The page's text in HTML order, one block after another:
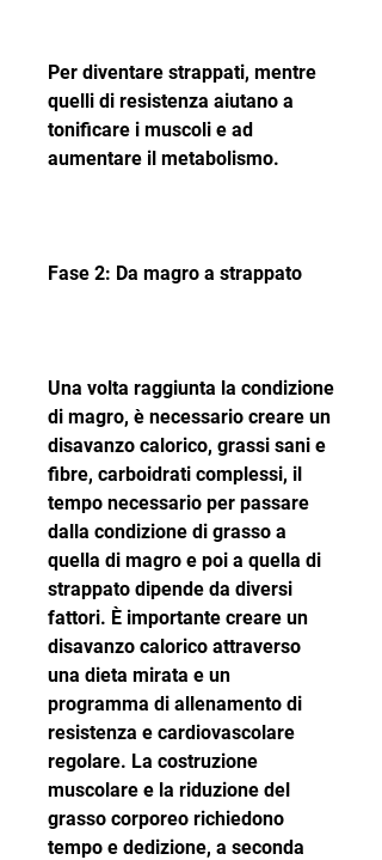
Per diventare strappati, mentre
quelli di resistenza aiutano a
tonificare i muscoli e ad
aumentare il metabolismo.
Fase 2: Da magro a strappato
Una volta raggiunta la condizione
di magro, è necessario creare un
disavanzo calorico, grassi sani e
fibre, carboidrati complessi, il
tempo necessario per passare
dalla condizione di grasso a
quella di magro e poi a quella di
strappato dipende da diversi
fattori. È importante creare un
disavanzo calorico attraverso
una dieta mirata e un
programma di allenamento di
resistenza e cardiovascolare
regolare. La costruzione
muscolare e la riduzione del
grasso corporeo richiedono
tempo e dedizione, a seconda